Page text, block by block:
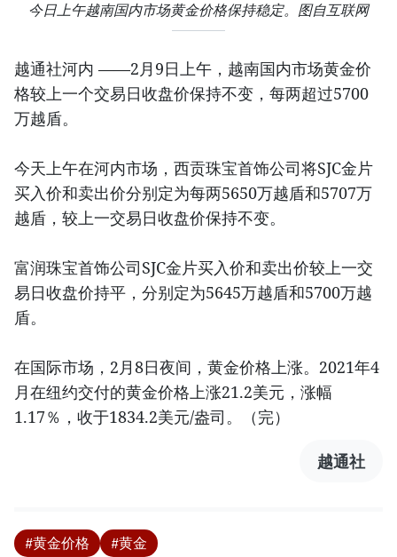
今日上午越南国内市场黄金价格保持稳定。图自互联网
越通社河内 ——2月9日上午，越南国内市场黄金价
格较上一个交易日收盘价保持不变，每两超过5700
万越盾。
今天上午在河内市场，西贡珠宝首饰公司将SJC金片
买入价和卖出价分别定为每两5650万越盾和5707万
越盾，较上一交易日收盘价保持不变。
富润珠宝首饰公司SJC金片买入价和卖出价较上一交
易日收盘价持平，分别定为5645万越盾和5700万越
盾。
在国际市场，2月8日夜间，黄金价格上涨。2021年4
月在纽约交付的黄金价格上涨21.2美元，涨幅
1.17％，收于1834.2美元/盎司。（完）
越通社
#黄金价格 #黄金